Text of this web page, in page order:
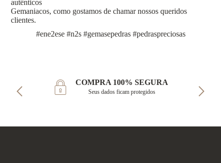
autênticos
Gemaniacos, como gostamos de chamar nossos queridos
clientes.
#ene2ese #n2s #gemasepedras #pedraspreciosas
COMPRA 100% SEGURA
Seus dados ficam protegidos